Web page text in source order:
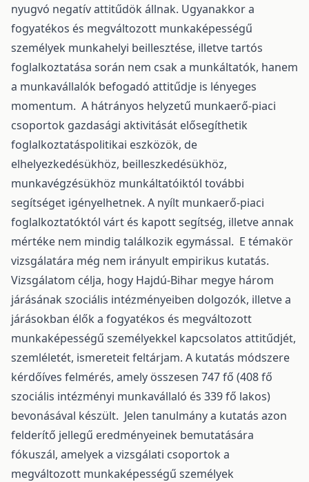
nyugvó negatív attitűdök állnak. Ugyanakkor a
fogyatékos és megváltozott munkaképességű
személyek munkahelyi beillesztése, illetve tartós
foglalkoztatása során nem csak a munkáltatók, hanem
a munkavállalók befogadó attitűdje is lényeges
momentum. A hátrányos helyzetű munkaerő-piaci
csoportok gazdasági aktivitását elősegíthetik
foglalkoztatáspolitikai eszközök, de
elhelyezkedésükhöz, beilleszkedésükhöz,
munkavégzésükhöz munkáltatóiktól további
segítséget igényelhetnek. A nyílt munkaerő-piaci
foglalkoztatóktól várt és kapott segítség, illetve annak
mértéke nem mindig találkozik egymással. E témakör
vizsgálatára még nem irányult empirikus kutatás.
Vizsgálatom célja, hogy Hajdú-Bihar megye három
járásának szociális intézményeiben dolgozók, illetve a
járásokban élők a fogyatékos és megváltozott
munkaképességű személyekkel kapcsolatos attitűdjét,
szemléletét, ismereteit feltárjam. A kutatás módszere
kérdőíves felmérés, amely összesen 747 fő (408 fő
szociális intézményi munkavállaló és 339 fő lakos)
bevonásával készült. Jelen tanulmány a kutatás azon
felderítő jellegű eredményeinek bemutatására
fókuszál, amelyek a vizsgálati csoportok a
megváltozott munkaképességű személyek